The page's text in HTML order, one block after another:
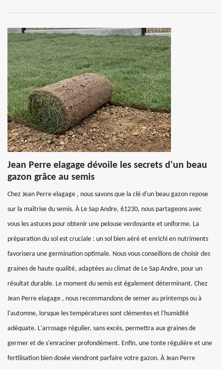
Jean Perre elagage dévoile les secrets d'un beau
gazon grâce au semis
Chez Jean Perre elagage , nous savons que la clé d'un beau gazon repose
sur la maîtrise du semis. À Le Sap Andre, 61230, nous partageons avec
vous les astuces pour obtenir une pelouse verdoyante et uniforme. La
préparation du sol est cruciale : un sol bien aéré et enrichi en nutriments
favorisera une germination optimale. Nous vous conseillons de choisir des
graines de haute qualité, adaptées au climat de Le Sap Andre, pour un
résultat durable. Le moment du semis est également déterminant. Chez
Jean Perre elagage , nous recommandons de semer au printemps ou à
l'automne, lorsque les températures sont clémentes et l'humidité
adéquate. L'arrosage régulier, sans excès, permettra aux graines de
germer et de s'enraciner profondément. Enfin, une tonte régulière et une
fertilisation bien dosée viendront parfaire votre gazon. À Jean Perre